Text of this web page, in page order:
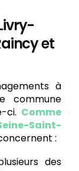
et
à
commune
ci. Comme
Saint-
:
des